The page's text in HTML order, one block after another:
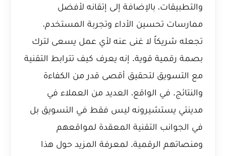
والتطبيقات، بالإضافة إلى إتقانه لأفضل
ممارسات تحسين الأداء وتجربة المستخدم،
تجعله شريكاً لا غنى عنه لأي عمل يسعى لترك
بصمة رقمية قوية. إنه يعرف كيف تترابط التقنية
مع التسويق لتحقيق أقصى قدر من الكفاءة
والنتائج. في الواقع، العديد من العملاء في
مدينتي يستشيرونه ليس فقط في التسويق بل
في الجوانب التقنية المعقدة لمواقعهم
ومنصاتهم الرقمية. لمعرفة المزيد حول هذا